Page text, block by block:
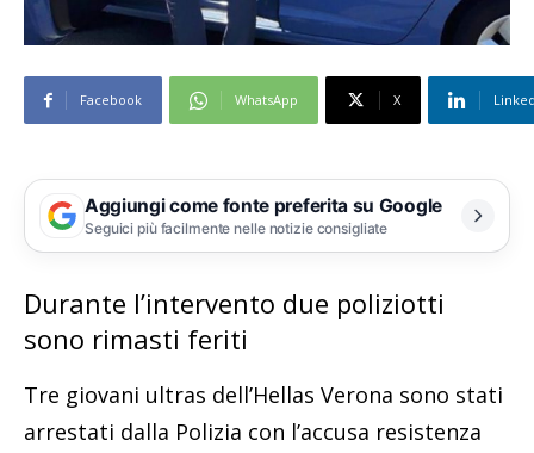
Facebook WhatsApp X
Aggiungi come fonte preferita su Google
Seguici più facilmente nelle notizie consigliate
Durante l’intervento due poliziotti
sono rimasti feriti
Tre giovani ultras dell’Hellas Verona sono stati
arrestati dalla Polizia con l’accusa resistenza